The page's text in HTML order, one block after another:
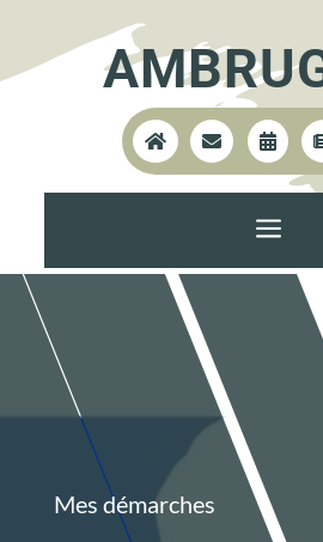
  
a
Mes démarches